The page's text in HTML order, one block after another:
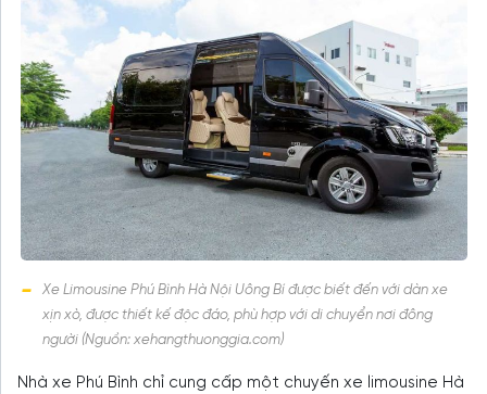
Xe Limousine Phú Bình Hà Nội Uông Bí được biết đến với dàn xe
xịn xò, được thiết kế độc đáo, phù hợp với di chuyển nơi đông
người (Nguồn: xehangthuonggia.com)
Nhà xe Phú Bình chỉ cung cấp một chuyến xe limousine Hà